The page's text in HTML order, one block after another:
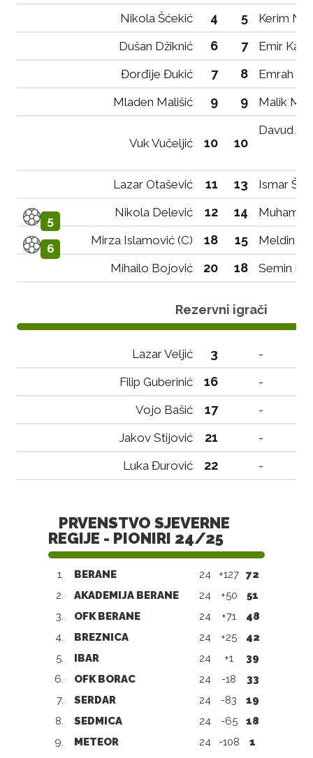
Nikola Šćekić
4 5
Kerim
Dušan Džiknić
6 7
Emir
Đorđije Đukić
7 8
Emrah
Mladen Mališić
9 9 Malik
Vuk Vučeljić 10 10
Davud
Lazar Otašević 11 13 Ismar
5
Nikola Delević 12 14
6
Mirza Islamović (C) 18 15
Meldin
Mihailo Bojović
20 18 Semin
Rezervni igrači
Lazar Veljić 3
-
Filip Guberinić
16
-
Vojo Bašić
17
-
Jakov Stijović
21
-
Luka Đurović
22 -
PRVENSTVO SJEVERNE
REGIJE - PIONIRI 24/25
1. BERANE 24 +127 72
2.
AKADEMIJA BERANE 24 +50
51
3.
OFK BERANE 24 +71
48
4.
BREZNICA 24 +25
42
5.
IBAR 24 +1
39
6.
OFK BORAC 24 -18
33
7.
SERDAR 24 -83
19
8.
SEDMICA 24 -65
18
9.
METEOR 24 -108 1